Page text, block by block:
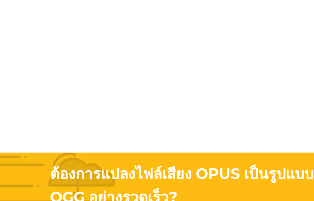
ต้องการแปลงไฟล์เสียง OPUS เป็นรูปแบบ
OGG อย่างรวดเร็ว?